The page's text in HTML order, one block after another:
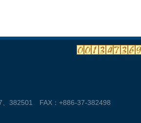
382501 FAX：+886-37-382498